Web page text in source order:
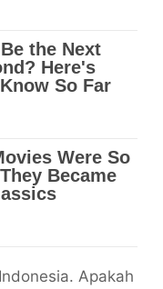
Apakah